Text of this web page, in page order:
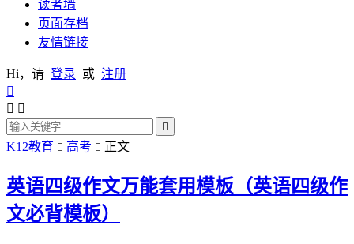
读者墙
页面存档
友情链接
Hi，请 登录 或 注册

 

K12教育  高考  正文
英语四级作文万能套用模板（英语四级作
文必背模板）